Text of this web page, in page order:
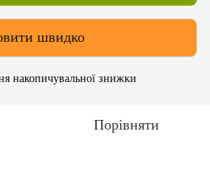
швидко
накопичувальної знижки
Порівняти